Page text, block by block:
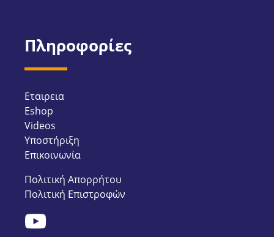
Πληροφορίες
Εταιρεια
Eshop
Videos
Υποστήριξη
Επικοινωνία
Πολιτική Απορρήτου
Πολιτική Επιστροφών